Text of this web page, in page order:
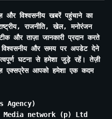
विश्वसनीय खबरें पहुंचाने का
राजनीति, खेल, मनोरंजन
और ताज़ा जानकारी प्रदान करते
विश्वसनीय और समय पर अपडेट देने
घटना से हमेशा जुड़े रहें। तेज़ी
एक्सप्रेस आपको हमेशा एक कदम
Agency)
network (p) Ltd